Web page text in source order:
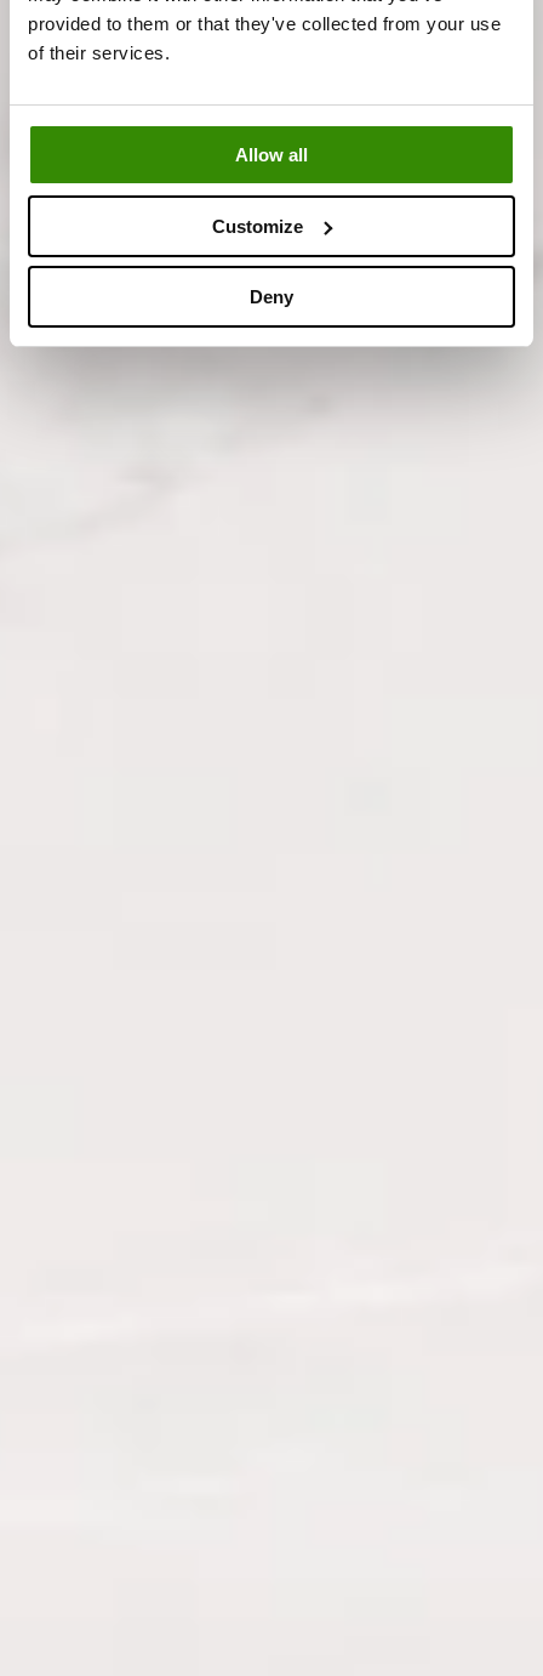
provided to them or that they've collected from your use
of their services.
Allow all
Customize
Deny